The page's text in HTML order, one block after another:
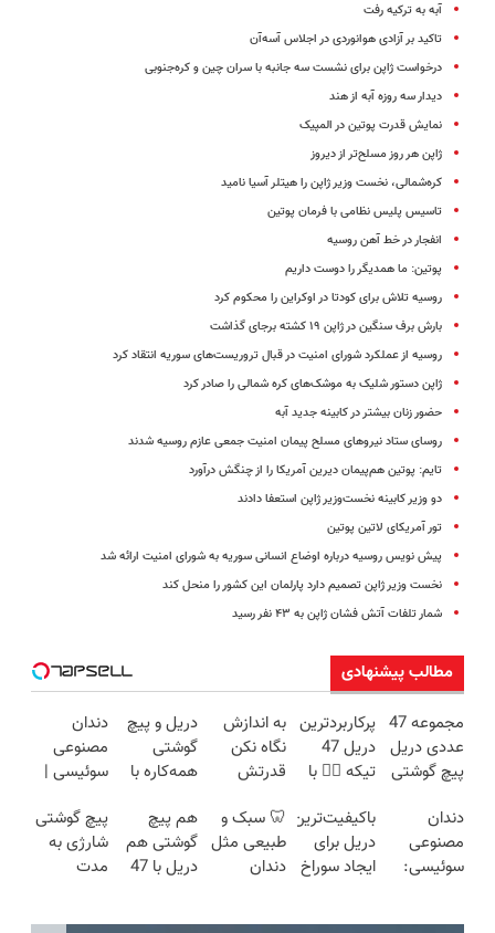
آبه به ترکیه رفت
تاکید بر آزادی هوانوردی در اجلاس آسه‌آن
درخواست ژاپن برای نشست سه ‌جانبه با سران چین و کره‌جنوبی
دیدار سه روزه آبه از هند
نمایش قدرت پوتین در المپیک
ژاپن هر روز مسلح‌تر از دیروز
کره‌شمالی، نخست وزیر ژاپن را هیتلر آسیا نامید
تاسیس پلیس نظامی با فرمان پوتین
انفجار در خط‌ آهن روسیه
پوتین: ما همدیگر را دوست داریم
روسیه تلاش برای کودتا در اوکراین را محکوم کرد
بارش برف سنگین در ژاپن ۱۹ کشته برجای گذاشت
روسیه از عملکرد شورای امنیت در قبال تروریست‌های سوریه انتقاد کرد
ژاپن دستور شلیک به موشک‌های کره شمالی را صادر کرد
حضور زنان بیشتر در کابینه جدید آبه
روسای ستاد نیروهای مسلح پیمان امنیت جمعی عازم روسیه شدند
تایم: پوتین هم‌پیمان دیرین آمریکا را از چنگش درآورد
دو وزیر کابینه نخست‌وزیر ژاپن استعفا دادند
تور آمریکای لاتین پوتین
پیش نویس روسیه درباره اوضاع انسانی سوریه به شورای امنیت ارائه شد
نخست وزیر ژاپن تصمیم دارد پارلمان این کشور را منحل کند
شمار تلفات آتش فشان ژاپن به ۴۳ نفر رسید
مطالب پیشنهادی
مجموعه 47
عددی دریل
پیچ گوشتی
(تخفیف به
مدت
محدود)
پرکاربردترین
دریل 47
تیکه 👈🏻 با
قیمت 🔥
به اندازش
نگاه نکن
قدرتش
😉 (پرداخت
درب
منزل+گارانتی
دریل و پیچ
گوشتی
همه‌کاره با
هوشمند ⚙️
(نصف
قیمت بازار
دندان
مصنوعی
سوئیسی |
مقاوم،
طبیعی!
ویزیت
اقساطی😍
دندان
مصنوعی
سوئیسی:
باکیفیت‌ترین
دریل برای
ایجاد سوراخ
🦷 سبک و
طبیعی مثل
دندان
هم پیچ
گوشتی هم
دریل با 47
پیچ گوشتی
شارژی به
مدت